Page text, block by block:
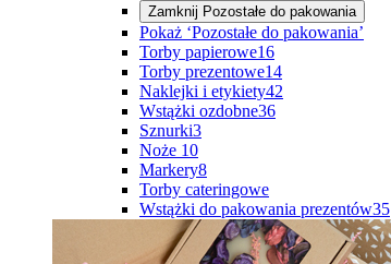
Zamknij Pozostałe do pakowania
Pokaż ‘Pozostałe do pakowania’
Torby papierowe16
Torby prezentowe14
Naklejki i etykiety42
Wstążki ozdobne36
Sznurki3
Noże 10
Markery8
Torby cateringowe
Wstążki do pakowania prezentów35